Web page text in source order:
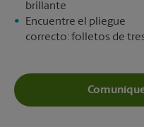
brillante
Encuentre el pliegue
correcto: folletos de